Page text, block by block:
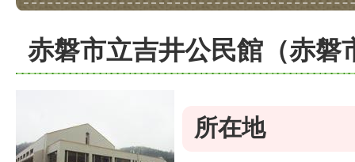
赤磐市立吉井公民館（赤磐
所在地